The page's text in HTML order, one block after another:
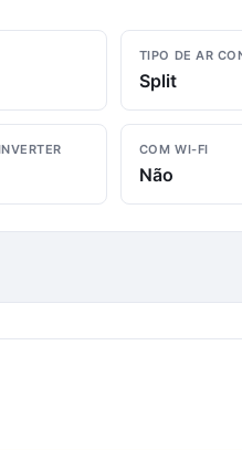
TIPO DE AR
Split
COM WI-FI
Não